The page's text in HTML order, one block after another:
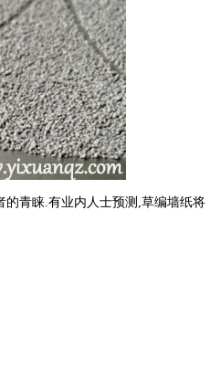
青睐.有业内人士预测,草编墙纸将